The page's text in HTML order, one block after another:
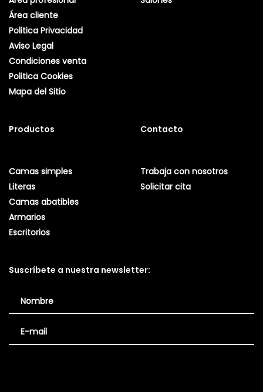
Área cliente
Politica Privacidad
Aviso Legal
Condiciones venta
Politica Cookies
Mapa del Sitio
Productos
Camas simples
Literas
Camas abatibles
Armarios
Escritorios
Contacto
Trabaja con nosotros
Solicitar cita
Suscríbete a nuestra newsletter: